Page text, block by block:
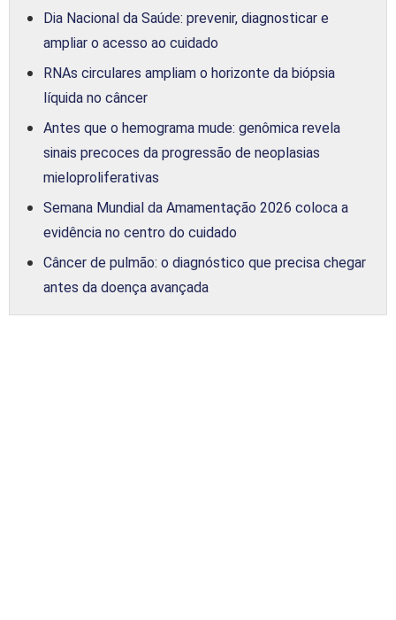
Dia Nacional da Saúde: prevenir, diagnosticar e
ampliar o acesso ao cuidado
RNAs circulares ampliam o horizonte da biópsia
líquida no câncer
Antes que o hemograma mude: genômica revela
sinais precoces da progressão de neoplasias
mieloproliferativas
Semana Mundial da Amamentação 2026 coloca a
evidência no centro do cuidado
Câncer de pulmão: o diagnóstico que precisa chegar
antes da doença avançada